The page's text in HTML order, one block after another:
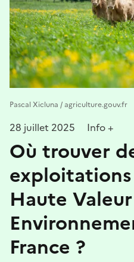
Pascal Xicluna / agriculture.gouv.fr
28 juillet 2025 Info +
Où trouver
Haute Valeur
France ?